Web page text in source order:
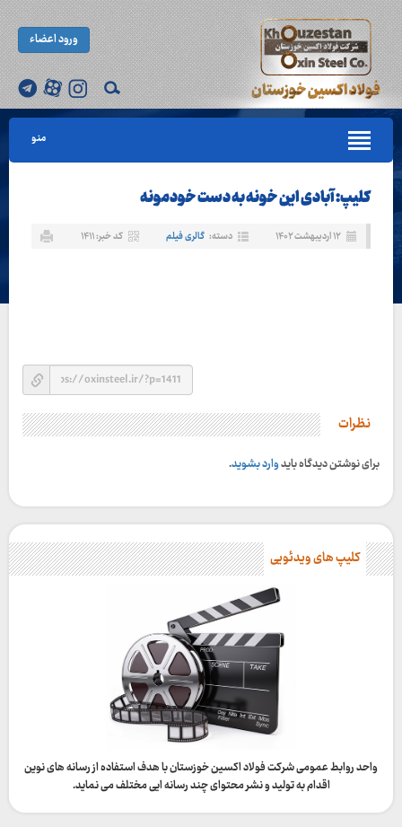
ورود اعضاء
منو
کلیپ: آبادی این خونه به دست خودمونه
۱۲ اردیبهشت ۱۴۰۲ دسته: گالری فیلم کد خبر: ۱۴۱۱
نظرات
برای نوشتن دیدگاه بایدوارد بشوید.
کلیپ های ویدئویی
واحد روابط عمومی شرکت فولاد اکسین خوزستان با هدف استفاده از رسانه های نوین
اقدام به تولید و نشر محتوای چند رسانه ایی مختلف می نماید.